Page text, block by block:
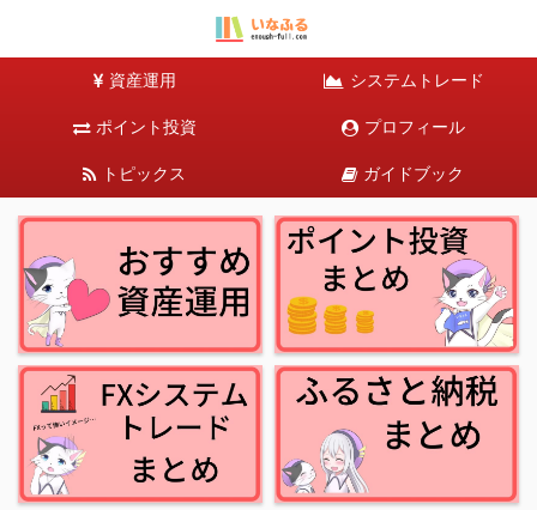
資産運用 システムトレード
ポイント投資 プロフィール
トピックス ガイドブック